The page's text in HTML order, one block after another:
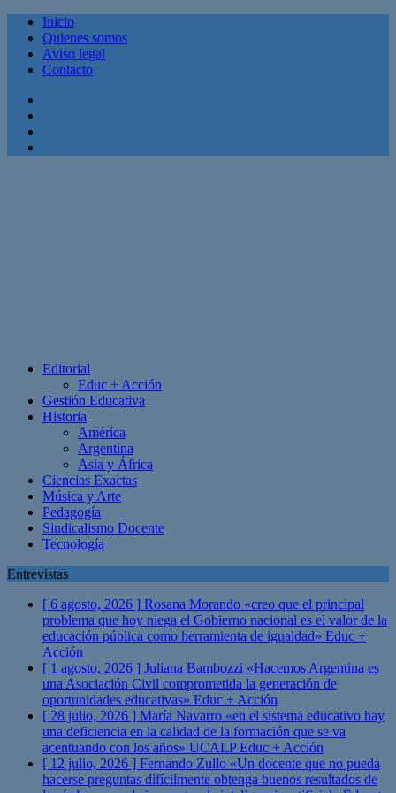
Inicio
Quienes somos
Aviso legal
Contacto
Editorial
Educ + Acción
Gestión Educativa
Historia
América
Argentina
Asia y África
Ciencias Exactas
Música y Arte
Pedagogía
Sindicalismo Docente
Tecnología
Entrevistas
[ 6 agosto, 2026 ] Rosana Morando «creo que el principal
problema que hoy niega el Gobierno nacional es el valor de la
educación pública como herramienta de igualdad» Educ +
Acción
[ 1 agosto, 2026 ] Juliana Bambozzi «Hacemos Argentina es
una Asociación Civil comprometida la generación de
oportunidades educativas» Educ + Acción
[ 28 julio, 2026 ] María Navarro «en el sistema educativo hay
una deficiencia en la calidad de la formación que se va
acentuando con los años» UCALPEduc + Acción
[ 12 julio, 2026 ] Fernando Zullo «Un docente que no pueda
hacerse preguntas difícilmente obtenga buenos resultados de